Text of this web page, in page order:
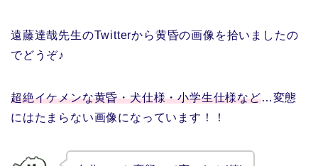
遠藤達哉先生のTwitterから黄昏の画像を拾いましたの
でどうぞ♪
超絶イケメンな黄昏・犬仕様・小学生仕様など…変態
にはたまらない画像になっています！！